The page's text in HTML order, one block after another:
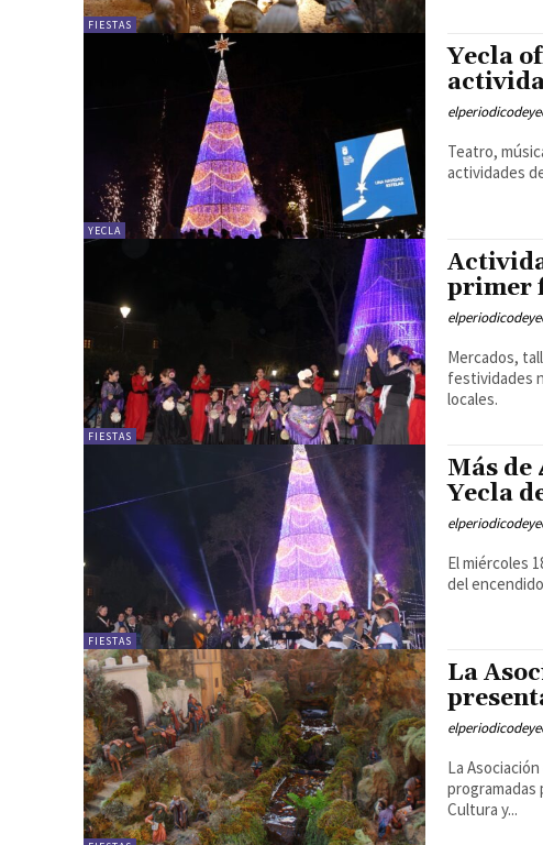
FIESTAS
YECLA
Yecla
Teatro,
actividades
FIESTAS
primer
Mercados,
festividades
locales.
FIESTAS
Más
Yecla
El miércoles
del
La
La
programadas
Cultura y...